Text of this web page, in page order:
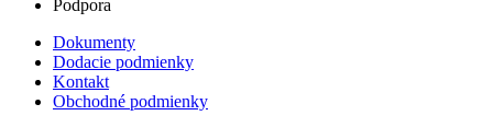
Podpora
Dokumenty
Dodacie podmienky
Kontakt
Obchodné podmienky